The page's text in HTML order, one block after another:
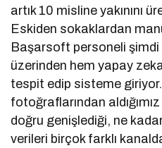
artık 10 misline yakınını
Eskiden sokaklardan
Başarsoft personeli
üzerinden hem yapay
tespit edip sisteme
fotoğraflarından
doğru genişlediği, ne
verileri birçok farklı